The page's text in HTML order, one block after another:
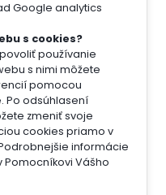
Google analytics
s cookies?
používanie
s nimi môžete
pomocou
Po odsúhlasení
zmeniť svoje
cookies priamo v
informácie
Pomocníkovi Vášho